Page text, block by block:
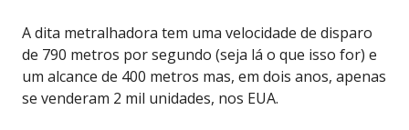
A dita metralhadora tem uma velocidade de disparo
de 790 metros por segundo (seja lá o que isso for) e
um alcance de 400 metros mas, em dois anos, apenas
se venderam 2 mil unidades, nos EUA.